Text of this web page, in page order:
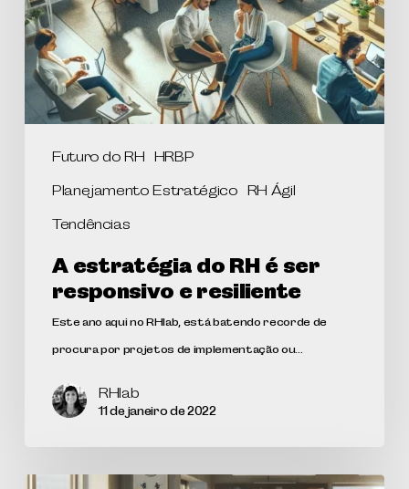
Futuro do RH HRBP
Planejamento Estratégico RH Ágil
Tendências
A estratégia do RH é ser
responsivo e resiliente
Este ano aqui no RHlab, está batendo recorde de
procura por projetos de implementação ou…
RHlab
11 de janeiro de 2022